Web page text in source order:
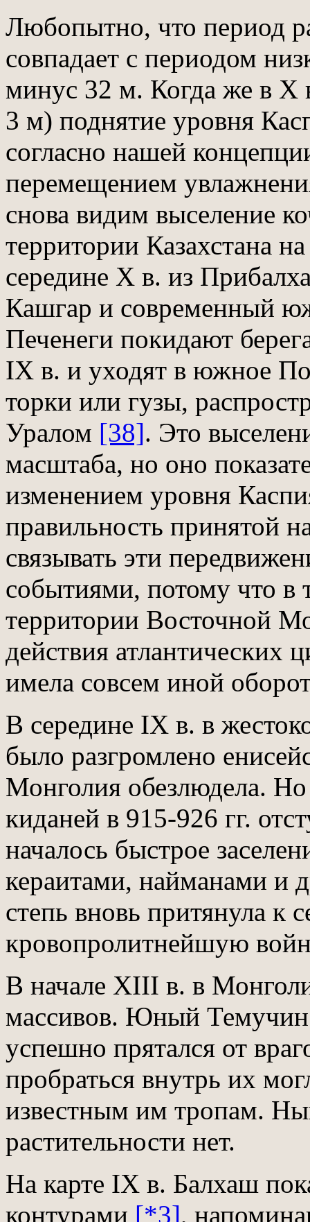
Любопытно, что период
совпадает с периодом
минус 32 м. Когда же в Х
3 м) поднятие уровня
согласно нашей
перемещением
снова видим выселение
территории Казахстана
середине Х в. из
Кашгар и современный
Печенеги покидают
IX в. и уходят в южное
торки или гузы,
Уралом [38]. Это
масштаба, но оно
изменением уровня
правильность принятой
связывать эти
событиями, потому что в
территории Восточной
действия атлантических
имела совсем иной
В середине IX в. в
было разгромлено
Монголия обезлюдела.
киданей в 915-926 гг.
началось быстрое
кераитами, найманами и
степь вновь притянула к
кровопролитнейшую
В начале XIII в. в
массивов. Юный
успешно прятался от
пробраться внутрь их
известным им тропам.
растительности нет.
На карте IX в. Балхаш
контурами [*3],